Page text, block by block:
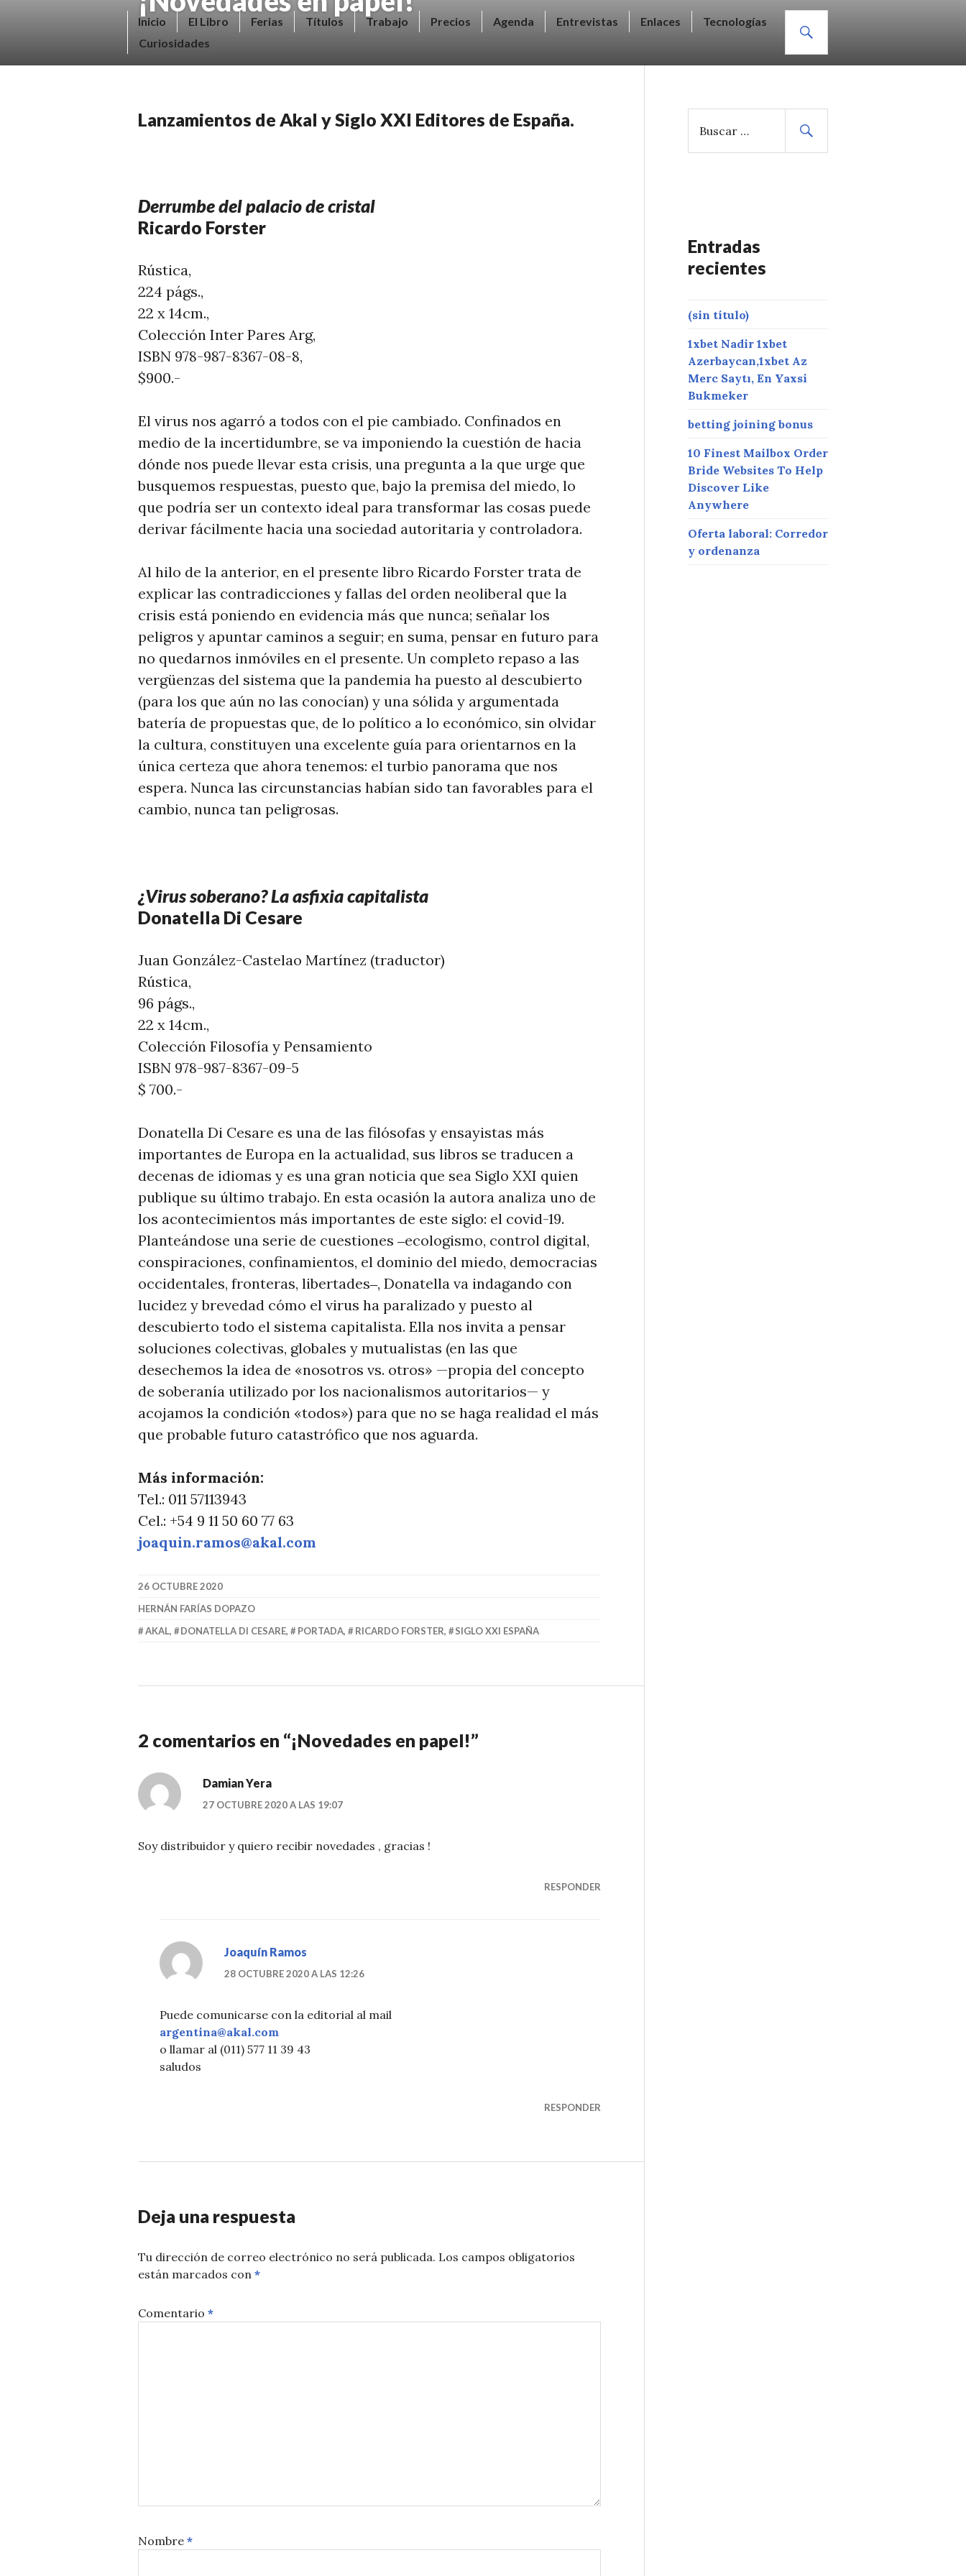
V
E
N
R
R
O
N
O
T
I
C
I
S
Inicio El Libro Ferias Títulos Trabajo Precios Agenda Entrevistas Enlaces
Tecnologías
Curiosidades
Lanzamientos de Akal y Siglo XXI Editores de España.
Derrumbe del palacio de cristal
Ricardo Forster
Rústica,
224 págs.,
22 x 14cm.,
Colección Inter Pares Arg,
ISBN 978-987-8367-08-8,
$900.-
El virus nos agarró a todos con el pie cambiado. Confinados en
medio de la incertidumbre, se va imponiendo la cuestión de hacia
dónde nos puede llevar esta crisis, una pregunta a la que urge que
busquemos respuestas, puesto que, bajo la premisa del miedo, lo
que podría ser un contexto ideal para transformar las cosas puede
derivar fácilmente hacia una sociedad autoritaria y controladora.
Al hilo de la anterior, en el presente libro Ricardo Forster trata de
explicar las contradicciones y fallas del orden neoliberal que la
crisis está poniendo en evidencia más que nunca; señalar los
peligros y apuntar caminos a seguir; en suma, pensar en futuro para
no quedarnos inmóviles en el presente. Un completo repaso a las
vergüenzas del sistema que la pandemia ha puesto al descubierto
(para los que aún no las conocían) y una sólida y argumentada
batería de propuestas que, de lo político a lo económico, sin olvidar
la cultura, constituyen una excelente guía para orientarnos en la
única certeza que ahora tenemos: el turbio panorama que nos
espera. Nunca las circunstancias habían sido tan favorables para el
cambio, nunca tan peligrosas.
¿Virus soberano? La asfixia capitalista
Donatella Di Cesare
Juan González-Castelao Martínez (traductor)
Rústica,
96 págs.,
22 x 14cm.,
Colección Filosofía y Pensamiento
ISBN 978-987-8367-09-5
$ 700.-
Donatella Di Cesare es una de las filósofas y ensayistas más
importantes de Europa en la actualidad, sus libros se traducen a
decenas de idiomas y es una gran noticia que sea Siglo XXI quien
publique su último trabajo. En esta ocasión la autora analiza uno de
los acontecimientos más importantes de este siglo: el covid-19.
Planteándose una serie de cuestiones ‒ecologismo, control digital,
conspiraciones, confinamientos, el dominio del miedo, democracias
occidentales, fronteras, libertades‒, Donatella va indagando con
lucidez y brevedad cómo el virus ha paralizado y puesto al
descubierto todo el sistema capitalista. Ella nos invita a pensar
soluciones colectivas, globales y mutualistas (en las que
desechemos la idea de «nosotros vs. otros» —propia del concepto
de soberanía utilizado por los nacionalismos autoritarios— y
acojamos la condición «todos») para que no se haga realidad el más
que probable futuro catastrófico que nos aguarda.
Más información:
Tel.: 011 57113943
Cel.: +54 9 11 50 60 77 63
joaquin.ramos@akal.com
26 OCTUBRE 2020
HERNÁN FARÍAS DOPAZO
AKAL, DONATELLA DI CESARE, PORTADA, RICARDO FORSTER, SIGLO XXI ESPAÑA
2 comentarios en “¡Novedades en papel!”
Damian Yera
27 OCTUBRE 2020 A LAS 19:07
Soy distribuidor y quiero recibir novedades , gracias !
RESPONDER
Joaquín Ramos
28 OCTUBRE 2020 A LAS 12:26
Puede comunicarse con la editorial al mail
argentina@akal.com
o llamar al (011) 577 11 39 43
saludos
RESPONDER
Deja una respuesta
Tu dirección de correo electrónico no será publicada. Los campos obligatorios
están marcados con *
Comentario *
Nombre *
s
Entradas
recientes
(sin título)
1xbet Nadir 1xbet
Azerbaycan,1xbet Az
Merc Saytı, En Yaxsi
Bukmeker
betting joining bonus
10 Finest Mailbox Order
Bride Websites To Help
Discover Like
Anywhere
Oferta laboral: Corredor
y ordenanza